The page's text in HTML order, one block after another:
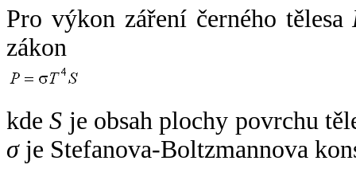
Pro výkon záření černého tělesa
zákon
kdeS je obsah plochy povrchu
σje Stefanova-Boltzmannova